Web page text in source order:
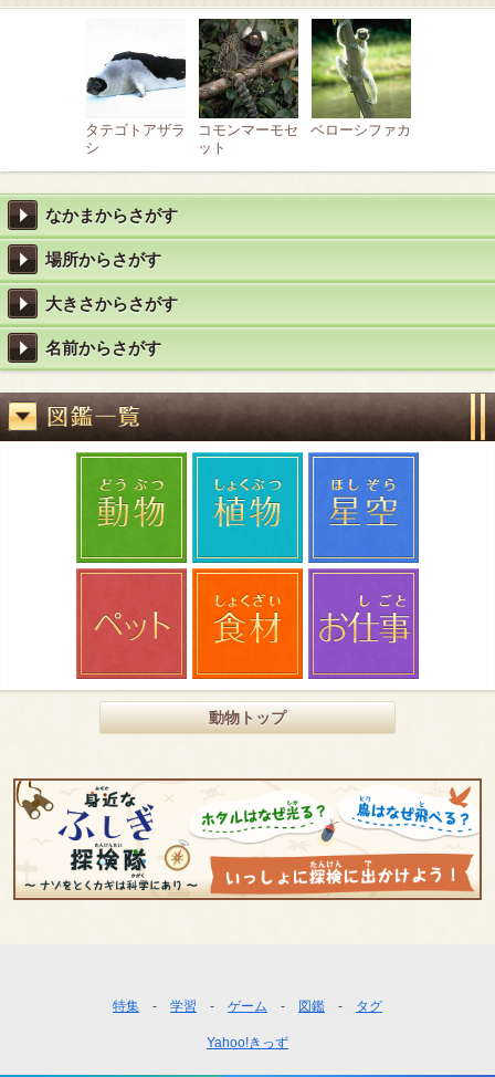
タテゴトアザラ
シ
コモンマーモセ
ット
ベローシファカ
なかまからさがす
場所からさがす
大きさからさがす
名前からさがす
動物トップ
特集 学習 ゲーム 図鑑 タグ
Yahoo!きっず